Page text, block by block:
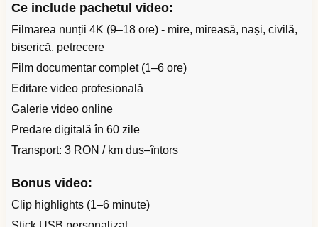
Ce include pachetul video:
Filmarea nunții 4K (9–18 ore) - mire, mireasă, nași, civilă,
biserică, petrecere
Film documentar complet (1–6 ore)
Editare video profesională
Galerie video online
Predare digitală în 60 zile
Transport: 3 RON / km dus–întors
Bonus video:
Clip highlights (1–6 minute)